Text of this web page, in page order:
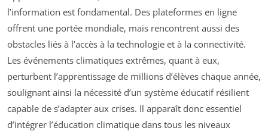
l’information est fondamental. Des plateformes en ligne
offrent une portée mondiale, mais rencontrent aussi des
obstacles liés à l’accès à la technologie et à la connectivité.
Les événements climatiques extrêmes, quant à eux,
perturbent l’apprentissage de millions d’élèves chaque année,
soulignant ainsi la nécessité d’un système éducatif résilient
capable de s’adapter aux crises. Il apparaît donc essentiel
d’intégrer l’éducation climatique dans tous les niveaux